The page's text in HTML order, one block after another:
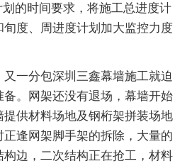
的时间要求，将施工总进度计
度、周进度计划加大监控力度
又一分包深圳三鑫幕墙施工就迫
。网架还没有退场，幕墙开始
供材料场地及钢桁架拼装场地
逢网架脚手架的拆除，大量的
构边，二次结构正在抢工，材料